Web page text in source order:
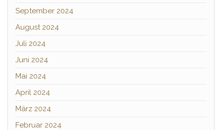
September 2024
August 2024
Juli 2024
Juni 2024
Mai 2024
April 2024
März 2024
Februar 2024